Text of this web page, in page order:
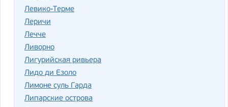
Левико-Терме
Леричи
Лечче
Ливорно
Лигурийская ривьера
Лидо ди Езоло
Лимоне суль Гарда
Липарские острова